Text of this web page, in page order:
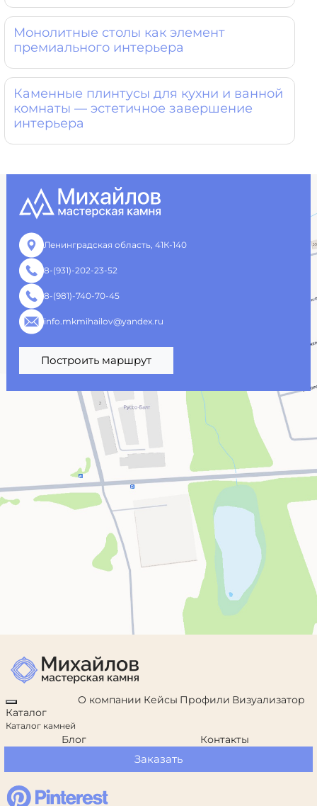
Монолитные столы как элемент
премиального интерьера
Каменные плинтусы для кухни и ванной
комнаты — эстетичное завершение
интерьера
Ленинградская область, 41К-140
8-(931)-202-23-52
8-(981)-740-70-45
info.mkmihailov@yandex.ru
Построить маршрут
Каталог
Каталог камней
О компании Кейсы Профили Визуализатор
Блог Контакты
Заказать